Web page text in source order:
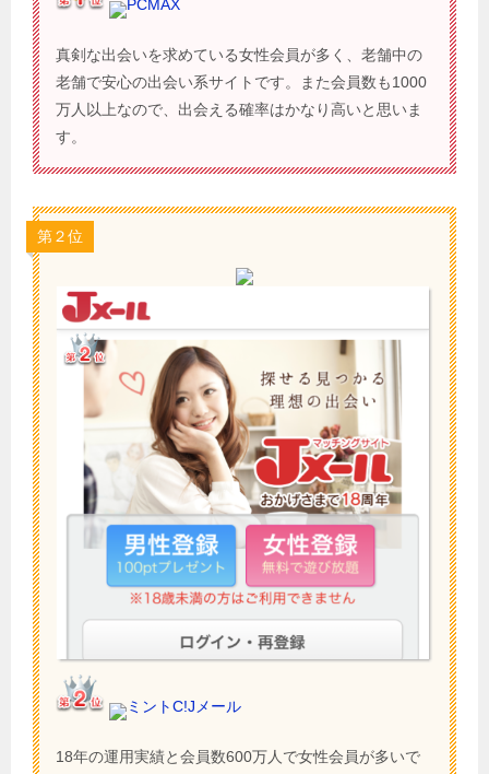
PCMAX
真剣な出会いを求めている女性会員が多く、老舗中の
老舗で安心の出会い系サイトです。また会員数も1000
万人以上なので、出会える確率はかなり高いと思いま
す。
第２位
ミントC!Jメール
18年の運用実績と会員数600万人で女性会員が多いで